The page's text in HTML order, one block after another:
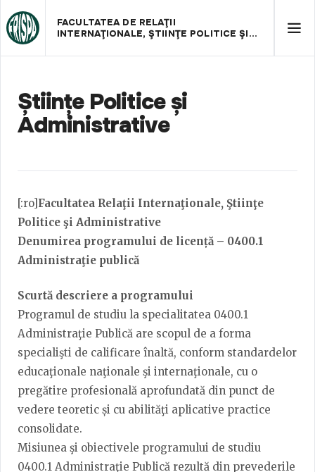
FACULTATEA DE RELAŢII
INTERNAŢIONALE, ŞTIINŢE POLITICE ŞI
Științe Politice și
Administrative
[:ro]Facultatea Relaţii Internaţionale, Ştiinţe
Politice şi Administrative
Denumirea programului de licență – 0400.1
Administraţie publică
Scurtă descriere a programului
Programul de studiu la specialitatea 0400.1
Administraţie Publică are scopul de a forma
specialişti de calificare înaltă, conform standardelor
educaţionale naţionale şi internaţionale, cu o
pregătire profesională aprofundată din punct de
vedere teoretic și cu abilităţi aplicative practice
consolidate.
Misiunea şi obiectivele programului de studiu
0400.1 Administraţie Publică rezultă din prevederile